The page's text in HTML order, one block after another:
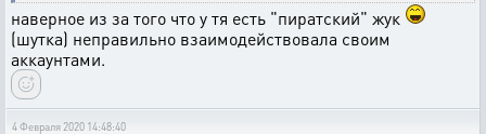
наверное из за того что у тя есть "пиратский" жук
(шутка) неправильно взаимодействовала своим
аккаунтами.
4 Февраля 2020 14:48:40